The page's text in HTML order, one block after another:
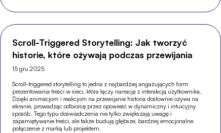
Scroll-Triggered Storytelling: Jak tworzyć
historie, które ożywają podczas przewijania
15 gru 2025
Scroll-triggered storytelling to jedna z najbardziej angażujących form
prezentowania treści w sieci, która łączy narrację z interakcją użytkownika.
Dzięki animacjom i reakcjom na przewijanie historia dosłownie ożywa na
ekranie, prowadząc odbiorcę przez opowieść w dynamiczny i intuicyjny
sposób. Tego typu doświadczenia nie tylko zwiększają uwagę i
zapamiętywanie treści, ale także budują głębsze, bardziej emocjonalne
połączenie z marką lub projektem.